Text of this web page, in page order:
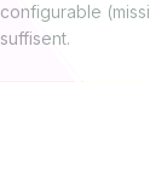
configurable
suffisent.